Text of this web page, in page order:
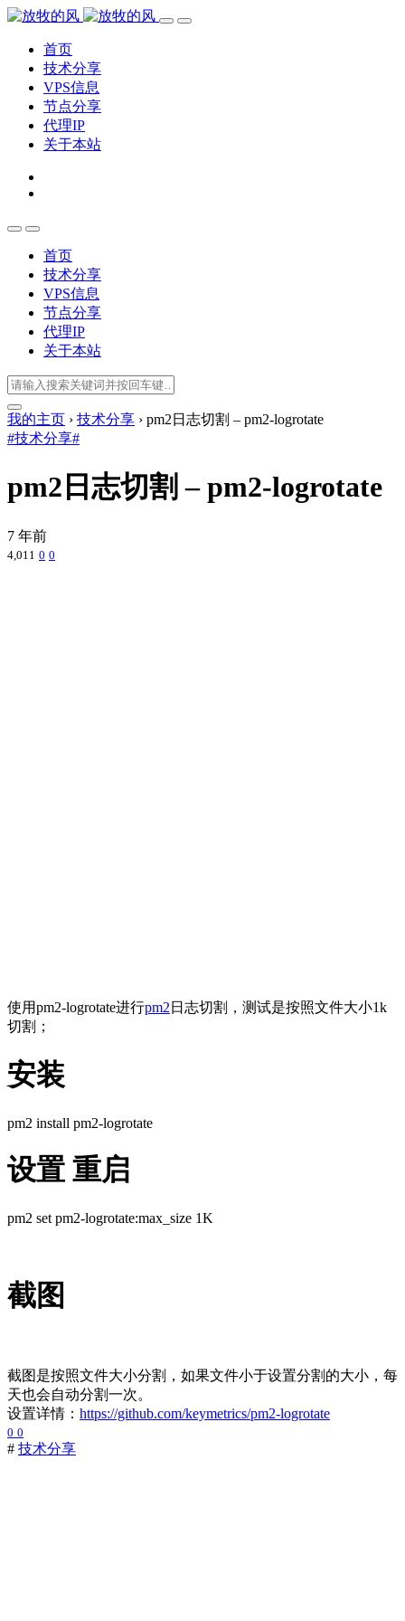
首页
技术分享
VPS信息
节点分享
代理IP
关于本站
首页
技术分享
VPS信息
节点分享
代理IP
关于本站
我的主页 › 技术分享 › pm2日志切割 – pm2-logrotate
#技术分享#
pm2日志切割 – pm2-logrotate
7 年前
4,011 0 0
使用pm2-logrotate进行pm2 日志切割，测试是按照文件大小1k
切割；
安装
pm2 install pm2-logrotate
设置 重启
pm2 set pm2-logrotate:max_size 1K
截图
截图是按照文件大小分割，如果文件小于设置分割的大小，每
天也会自动分割一次。
设置详情： https://github.com/keymetrics/pm2-logrotate
0 0
# 技术分享